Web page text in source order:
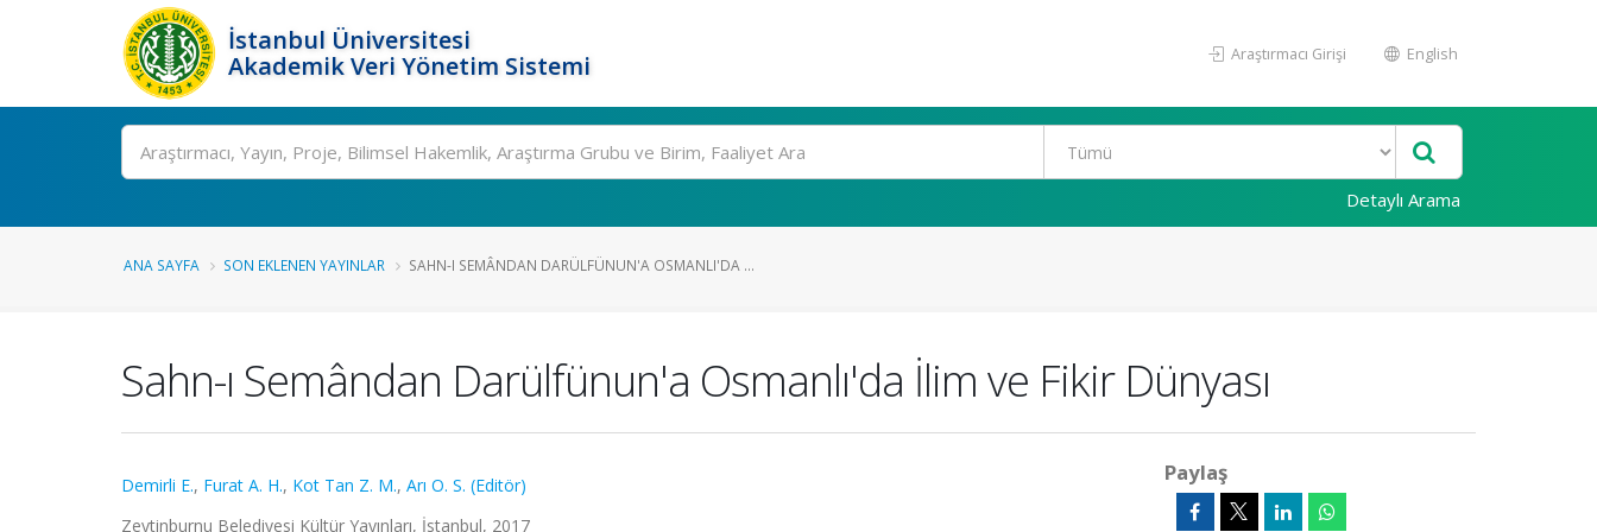
İstanbul Üniversitesi
Akademik Veri Yönetim Sistemi
Araştırmacı Girişi English
Ara
Detaylı Arama
ANA SAYFA SON EKLENEN YAYINLAR SAHN-I SEMÂNDAN DARÜLFÜNUN'A OSMANLI'DA ...
Sahn-ı Semândan Darülfünun'a Osmanlı'da İlim ve Fikir Dünyası
Demirli E., Furat A. H., Kot Tan Z. M., Arı O. S. (Editör)
Zeytinburnu Belediyesi Kültür Yayınları, İstanbul, 2017
Paylaş